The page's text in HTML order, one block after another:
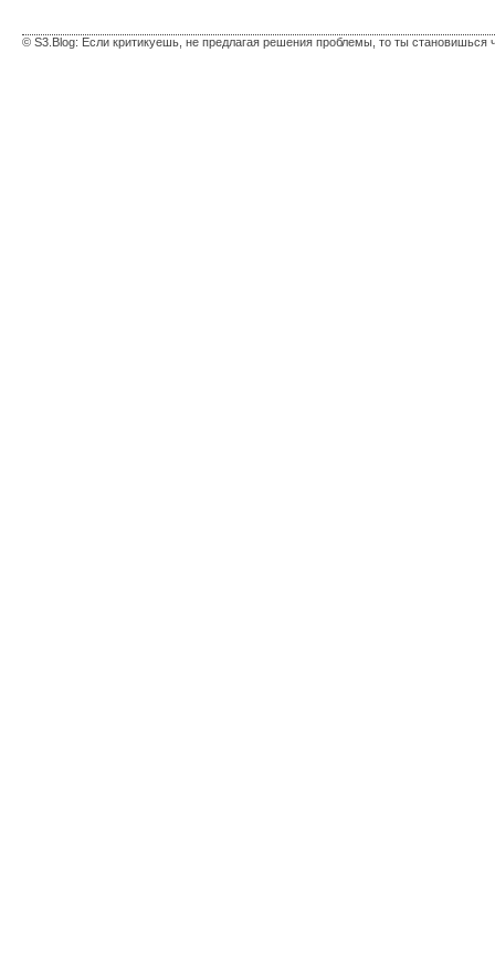
© S3.Blog: Если критикуешь, не предлагая решения проблемы, то ты становишься